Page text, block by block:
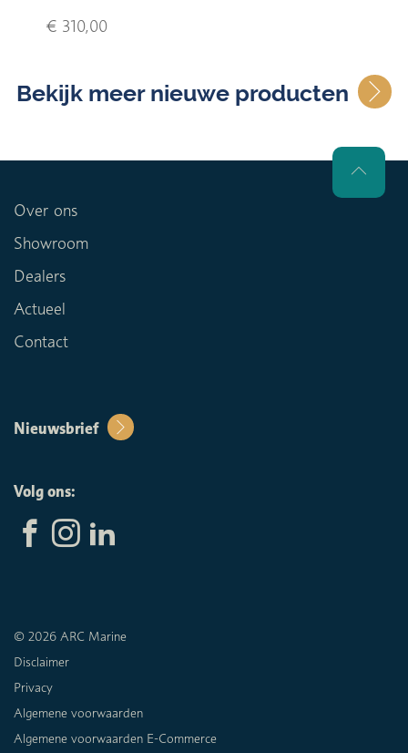
€ 310,00
Bekijk meer nieuwe producten
Over ons
Showroom
Dealers
Actueel
Contact
Nieuwsbrief
Volg ons:
© 2026 ARC Marine
Disclaimer
Privacy
Algemene voorwaarden
Algemene voorwaarden E-Commerce